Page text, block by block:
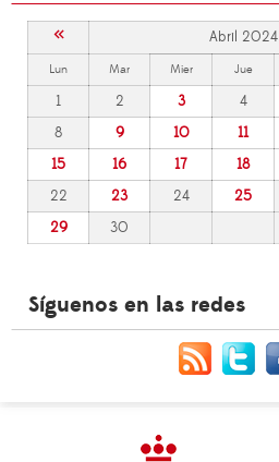
« Abril 2024
Lun Mar Mier Jue
1 2 3 4
8
9 10 11
15
16 17 18
22
23 24 25
29
30
Síguenos en las redes